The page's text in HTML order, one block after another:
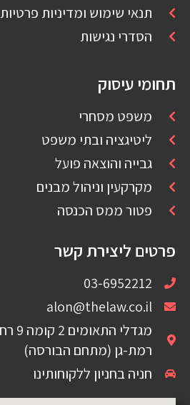
תנאי שימוש ומדיניות פרטיות
הסדרי נגישות
תחומי עיסוק
משפט מסחרי
ליטיגציה ובתי משפט
גבייה והוצאה פועל
מקרקעין וניהול מבנים
פטור ממס הכנסה
פרטים ליצירת קשר
03-6952212
alon@thelaw.co.il
רמת-גן (מתחם הבורסה)
חניה בחניון ללקוחותינו